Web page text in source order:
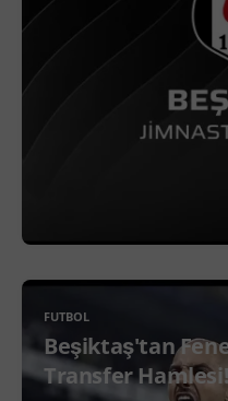
FUTBOL
Beşiktaş'tan
Transfer Hamlesi!